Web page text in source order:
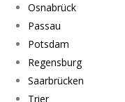
Osnabrück
Passau
Potsdam
Regensburg
Saarbrücken
Trier